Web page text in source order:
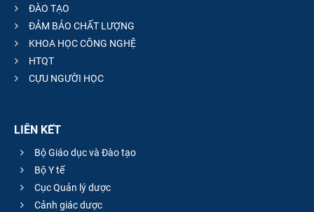
ĐÀO TẠO
ĐẢM BẢO CHẤT LƯỢNG
KHOA HỌC CÔNG NGHỆ
HTQT
CỰU NGƯỜI HỌC
LIÊN KẾT
Bộ Giáo dục và Đào tạo
Bộ Y tế
Cục Quản lý dược
Cảnh giác dược